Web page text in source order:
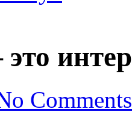
Comments